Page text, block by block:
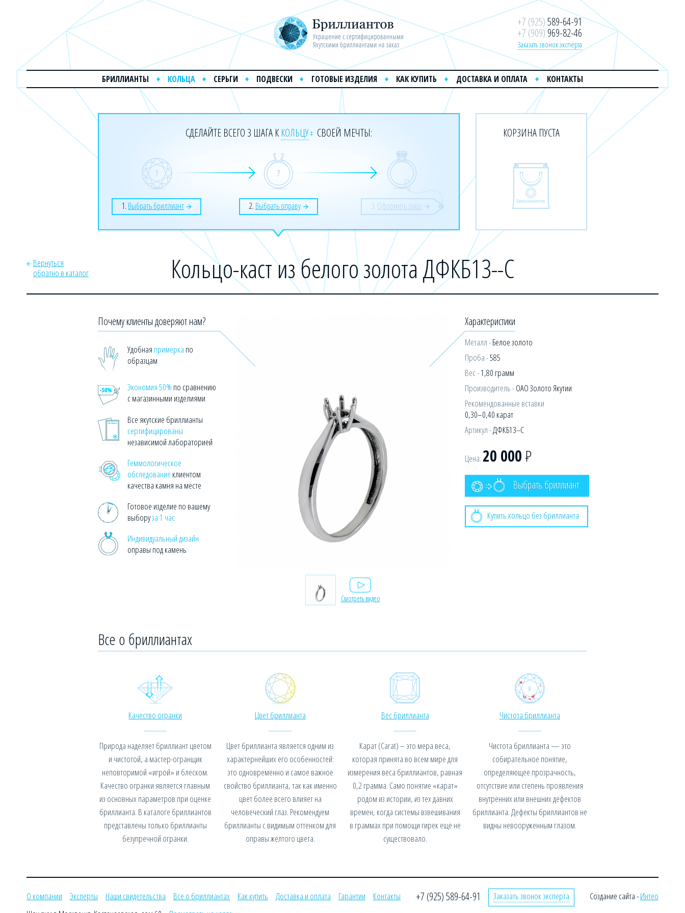
+7 (925)589-64-91
+7 (909) 969-82-46
Заказать звонок эксперта
БРИЛЛИАНТЫ КОЛЬЦА СЕРЬГИ ПОДВЕСКИ ГОТОВЫЕ ИЗДЕЛИЯ КАК КУПИТЬ ДОСТАВКА И ОПЛАТА КОНТАКТЫ
СДЕЛАЙТЕ ВСЕГО 3 ШАГА ККОЛЬЦУ СВОЕЙ МЕЧТЫ:
1. Выбрать бриллиант 2. Выбрать оправу 3. Оформить заказ
КОРЗИНА ПУСТА
Вернуться
обратно в каталог
Кольцо-каст из белого золота ДФКБ13--С
Почему клиенты доверяют нам?
Удобная примерка по
образцам
Экономия 50% по сравнению
с магазинными изделиями
Все якутские бриллианты
сертифицированы
независимой лабораторией
Геммологическое
обследование клиентом
качества камня на месте
Готовое изделие по вашему
выборуза 1 час
Индивидуальный дизайн
оправы под камень
Характеристики
Металл -Белое золото
Проба -585
Вес -1,80 грамм
Производитель -ОАО Золото Якутии
Рекомендованные вставки
0,30–0,40 карат
Артикул -ДФКБ13--С
Цена: 20 000Р
Выбрать бриллиант
Купить кольцо без бриллианта
Смотреть видео
Все о бриллиантах
Качество огранки
Природа наделяет бриллиант цветом
и чистотой, а мастер-огранщик
неповторимой «игрой» и блеском.
Качество огранки является главным
из основных параметров при оценке
бриллианта. В каталоге бриллиантов
представлены только бриллианты
безупречной огранки.
Цвет бриллианта
Цвет бриллианта является одним из
характернейших его особенностей:
это одновременно и самое важное
свойство бриллианта, так как именно
цвет более всего влияет на
человеческий глаз. Рекомендуем
бриллианты с видимым оттенком для
оправы желтого цвета.
Вес бриллианта
Карат (Carat) – это мера веса,
которая принята во всем мире для
измерения веса бриллиантов, равная
0,2 грамма. Само понятие «карат»
родом из истории, из тех давних
времен, когда системы взвешивания
в граммах при помощи гирек еще не
существовало.
Чистота бриллианта
Чистота бриллианта — это
собирательное понятие,
определяющее прозрачность,
отсутствие или степень проявления
внутренних или внешних дефектов
бриллианта. Дефекты бриллиантов не
видны невооруженным глазом.
Создание сайта -Интео
О компании Эксперты Наши свидетельства Все о бриллиантах Как купить Доставка и оплата Гарантии
Контакты
+7 (925) 589-64-91 Заказать звонок эксперта